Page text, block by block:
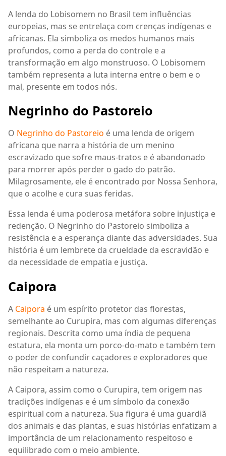
A lenda do Lobisomem no Brasil tem influências
europeias, mas se entrelaça com crenças indígenas e
africanas. Ela simboliza os medos humanos mais
profundos, como a perda do controle e a
transformação em algo monstruoso. O Lobisomem
também representa a luta interna entre o bem e o
mal, presente em todos nós.
Negrinho do Pastoreio
O Negrinho do Pastoreio é uma lenda de origem
africana que narra a história de um menino
escravizado que sofre maus-tratos e é abandonado
para morrer após perder o gado do patrão.
Milagrosamente, ele é encontrado por Nossa Senhora,
que o acolhe e cura suas feridas.
Essa lenda é uma poderosa metáfora sobre injustiça e
redenção. O Negrinho do Pastoreio simboliza a
resistência e a esperança diante das adversidades. Sua
história é um lembrete da crueldade da escravidão e
da necessidade de empatia e justiça.
Caipora
A Caipora é um espírito protetor das florestas,
semelhante ao Curupira, mas com algumas diferenças
regionais. Descrita como uma índia de pequena
estatura, ela monta um porco-do-mato e também tem
o poder de confundir caçadores e exploradores que
não respeitam a natureza.
A Caipora, assim como o Curupira, tem origem nas
tradições indígenas e é um símbolo da conexão
espiritual com a natureza. Sua figura é uma guardiã
dos animais e das plantas, e suas histórias enfatizam a
importância de um relacionamento respeitoso e
equilibrado com o meio ambiente.